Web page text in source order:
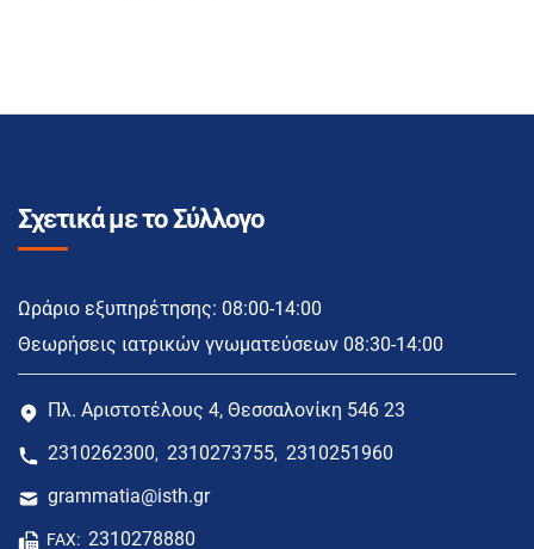
Σχετικά με το Σύλλογο
Ωράριο εξυπηρέτησης: 08:00-14:00
Θεωρήσεις ιατρικών γνωματεύσεων 08:30-14:00
Πλ. Αριστοτέλους 4, Θεσσαλονίκη 546 23
2310262300, 2310273755, 2310251960
grammatia@isth.gr
FAX: 2310278880